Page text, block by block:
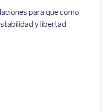
para que como
y libertad